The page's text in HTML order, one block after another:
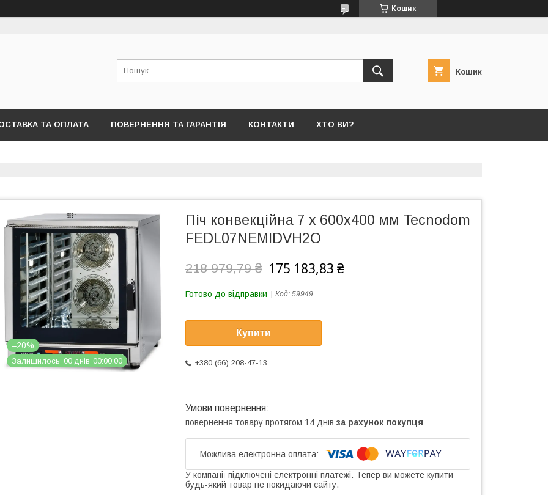
Кошик
Кошик
ТА ОПЛАТА ПОВЕРНЕННЯ ТА ГАРАНТІЯ КОНТАКТИ ХТО ВИ?
–20%
Залишилось 00 днів 00 00 00
Піч конвекційна 7 х 600х400 мм Tecnodom
FEDL07NEMIDVH2O
218 979,79 ₴ 175 183,83 ₴
Готово до відправки Код: 59949
Купити
+380 (66) 208-47-13
повернення товару протягом 14 днів за рахунок покупця
У компанії підключені електронні платежі. Тепер ви можете купити
будь-який товар не покидаючи сайту.